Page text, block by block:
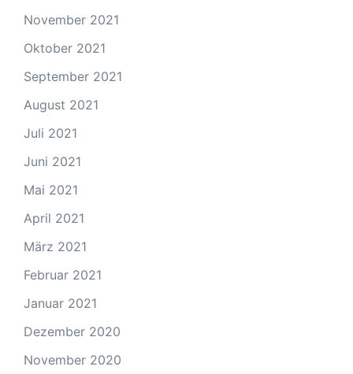
November 2021
Oktober 2021
September 2021
August 2021
Juli 2021
Juni 2021
Mai 2021
April 2021
März 2021
Februar 2021
Januar 2021
Dezember 2020
November 2020